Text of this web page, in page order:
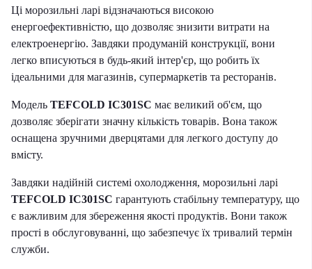
Ці морозильні ларі відзначаються високою
енергоефективністю, що дозволяє знизити витрати на
електроенергію. Завдяки продуманій конструкції, вони
легко вписуються в будь-який інтер'єр, що робить їх
ідеальними для магазинів, супермаркетів та ресторанів.
Модель TEFCOLD IC301SC має великий об'єм, що
дозволяє зберігати значну кількість товарів. Вона також
оснащена зручними дверцятами для легкого доступу до
вмісту.
Завдяки надійній системі охолодження, морозильні ларі
TEFCOLD IC301SC гарантують стабільну температуру, що
є важливим для збереження якості продуктів. Вони також
прості в обслуговуванні, що забезпечує їх тривалий термін
служби.